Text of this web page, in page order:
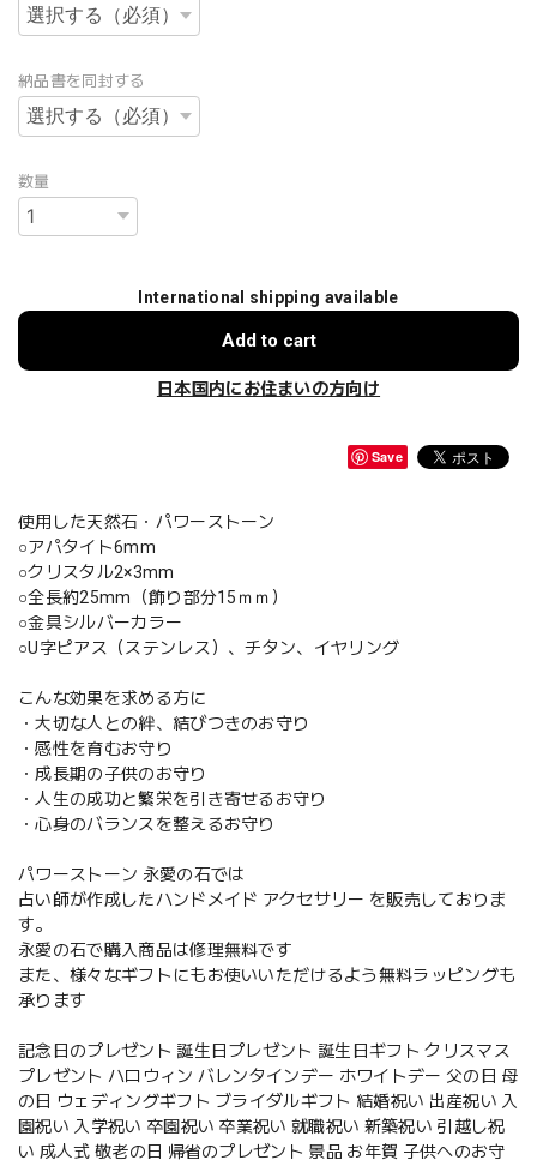
納品書を同封する
数量
International shipping available
Add to cart
日本国内にお住まいの方向け
Save
使用した天然石・パワーストーン
○アパタイト6mm
○クリスタル2×3mm
○全長約25mm（飾り部分15ｍｍ）
○金具シルバーカラー
○U字ピアス（ステンレス）、チタン、イヤリング
こんな効果を求める方に
・大切な人との絆、結びつきのお守り
・感性を育むお守り
・成長期の子供のお守り
・人生の成功と繁栄を引き寄せるお守り
・心身のバランスを整えるお守り
パワーストーン 永愛の石では
占い師が作成したハンドメイド アクセサリー を販売しておりま
す。
永愛の石で購入商品は修理無料です
また、様々なギフトにもお使いいただけるよう無料ラッピングも
承ります
記念日のプレゼント 誕生日プレゼント 誕生日ギフト クリスマス
プレゼント ハロウィン バレンタインデー ホワイトデー 父の日 母
の日 ウェディングギフト ブライダルギフト 結婚祝い 出産祝い 入
園祝い 入学祝い 卒園祝い 卒業祝い 就職祝い 新築祝い 引越し祝
い 成人式 敬老の日 帰省のプレゼント 景品 お年賀 子供へのお守